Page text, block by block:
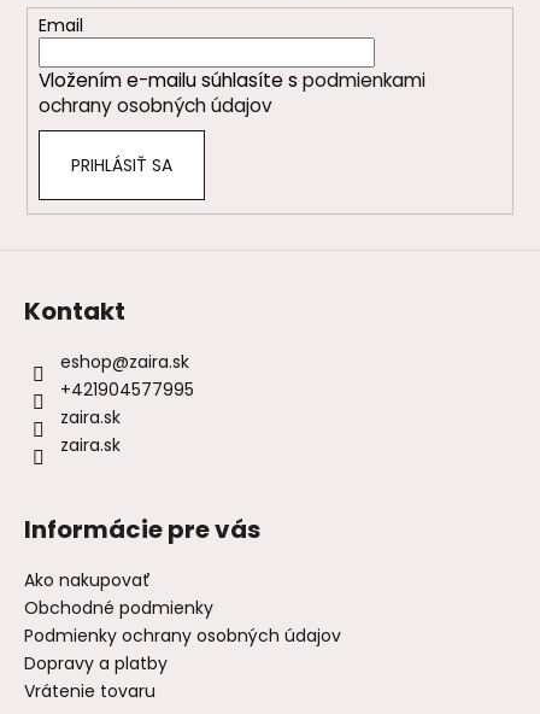
c
i
e
p
r
v
ý
Email
Vložením e-mailu súhlasíte s podmienkami
ochrany osobných údajov
PRIHLÁSIŤ SA
Kontakt
eshop@zaira.sk
+421904577995
zaira.sk
zaira.sk
Informácie pre vás
Ako nakupovať
Obchodné podmienky
Podmienky ochrany osobných údajov
Dopravy a platby
Vrátenie tovaru